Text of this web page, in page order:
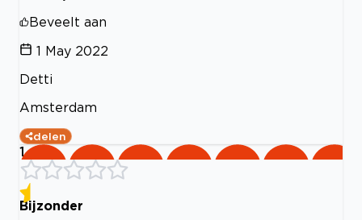
Beveelt aan
1 May 2022
Detti
Amsterdam
delen
1
Bijzonder